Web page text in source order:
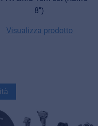
8")
Visualizza prodotto